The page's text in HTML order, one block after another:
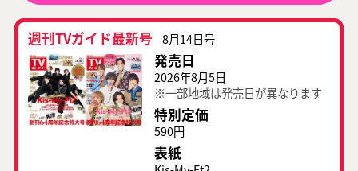
週刊TVガイド最新号 8月14日号
発売日
2026年8月5日
※一部地域は発売日が異なります
特別定価
590円
表紙